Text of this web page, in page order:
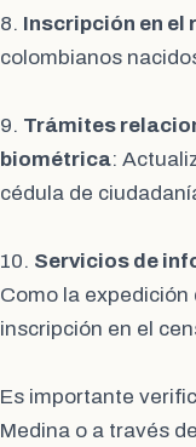
8. Inscripción en
colombianos
9. Trámites
biométrica:
cédula de
10. Servicios de
Como la
inscripción en el
Es importante
Medina o a través